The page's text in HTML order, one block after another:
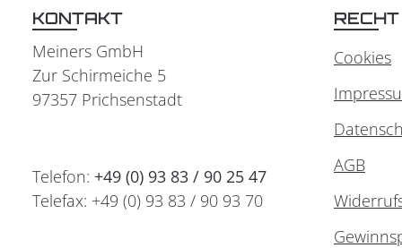
KONTAKT
Meiners GmbH
Zur Schirmeiche 5
97357 Prichsenstadt
Telefon: +49 (0) 93 83 / 90 25 47
Telefax: +49 (0) 93 83 / 90 93 70
RECHT
Cookies
AGB